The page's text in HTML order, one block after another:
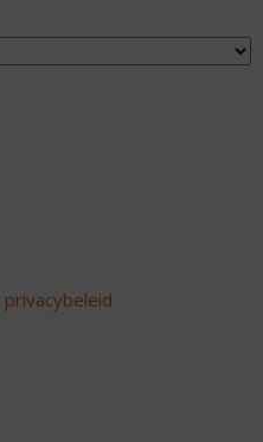
privacybeleid